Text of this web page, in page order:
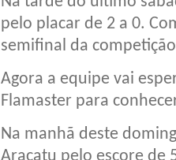
pelo placar de 2 a 0.
semifinal da
Agora a equipe vai
Flamaster para
Na manhã deste
Aracatu pelo escore de